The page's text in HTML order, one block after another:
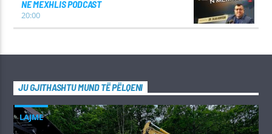
NE MEXHLIS PODCAST
20:00
JU GJITHASHTU MUND TË PËLQENI
LAJME